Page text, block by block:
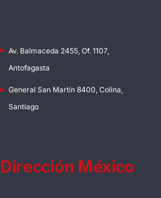
Av. Balmaceda 2455, Of. 1107,
Antofagasta
General San Martín 8400, Colina,
Santiago
Dirección México